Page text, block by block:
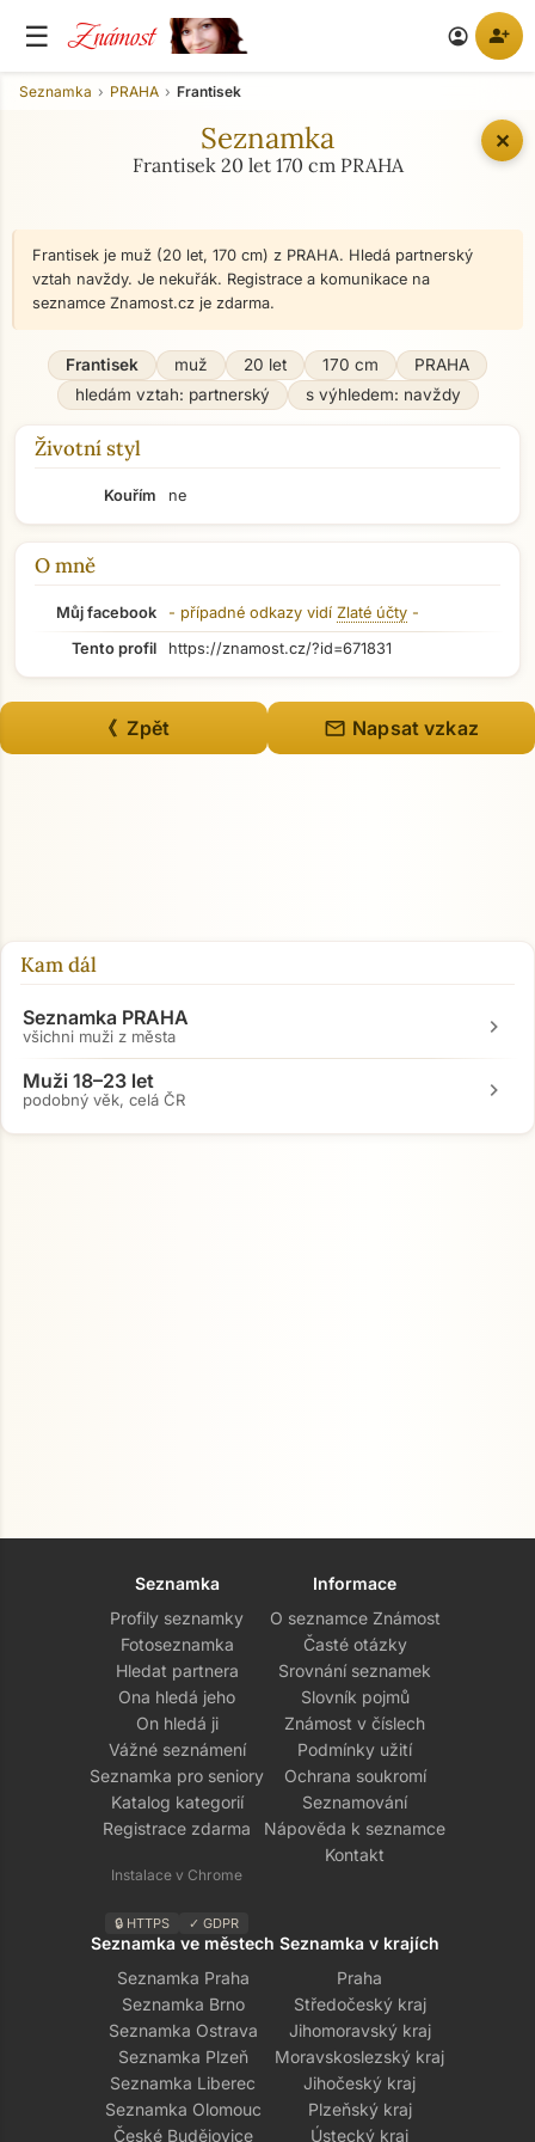
☰ Známost account_circle person_add
✕
Seznamka PRAHA Frantisek
Seznamka
Frantisek 20 let 170 cm PRAHA
Frantisek je muž (20 let, 170 cm) z PRAHA. Hledá partnerský
vztah navždy. Je nekuřák. Registrace a komunikace na
seznamce Znamost.cz je zdarma.
Frantisek muž 20 let 170 cm
PRAHA
hledám vztah: partnerský
s výhledem: navždy
Životní styl
Kouřím ne
O mně
Můj facebook - případné odkazy vidí Zlaté účty -
Tento profil
https://znamost.cz/?id=671831
《 Zpět mail Napsat vzkaz
Kam dál
Seznamka PRAHA
všichni muži z města chevron_right
Muži 18–23 let
podobný věk, celá ČR chevron_right
Seznamka
Profily seznamky
Fotoseznamka
Hledat partnera
Ona hledá jeho
On hledá ji
Vážné seznámení
Seznamka pro seniory
Katalog kategorií
Registrace zdarma
Instalace v Chrome
🔒 HTTPS ✓ GDPR
Informace
O seznamce Známost
Časté otázky
Srovnání seznamek
Slovník pojmů
Známost v číslech
Podmínky užití
Ochrana soukromí
Seznamování
Nápověda k seznamce
Kontakt
Seznamka ve městech
Seznamka Praha
Seznamka Brno
Seznamka Ostrava
Seznamka Plzeň
Seznamka Liberec
Seznamka Olomouc
České Budějovice
Seznamka v krajích
Praha
Středočeský kraj
Jihomoravský kraj
Moravskoslezský kraj
Jihočeský kraj
Plzeňský kraj
Ústecký kraj